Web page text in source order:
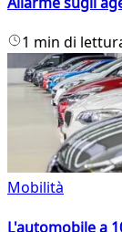
1 min di
Mobilità
L'automobile a